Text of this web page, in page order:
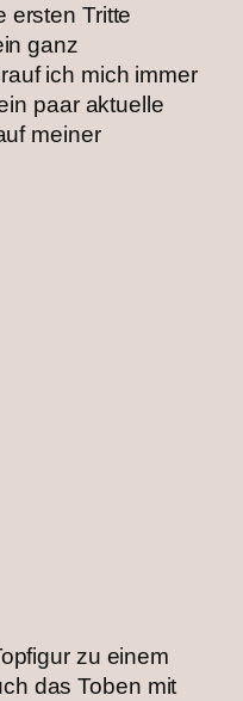
ersten Tritte
ganz
ich mich immer
paar aktuelle
meiner
zu einem
das Toben mit